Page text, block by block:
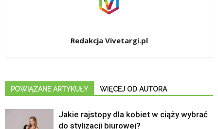
Redakcja Vivetargi.pl
POWIĄZANE ARTYKUŁY WIĘCEJ OD AUTORA
Jakie rajstopy dla kobiet w ciąży wybrać
do stylizacji biurowej?